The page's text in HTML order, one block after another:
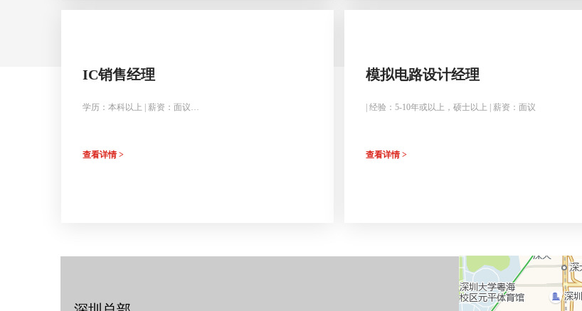
IC销售经理
学历：本科以上 | 薪资：面议
查看详情 >
模拟电路设计经理
| 经验：5-10年或以上，硕士以上 | 薪资：面议
查看详情 >